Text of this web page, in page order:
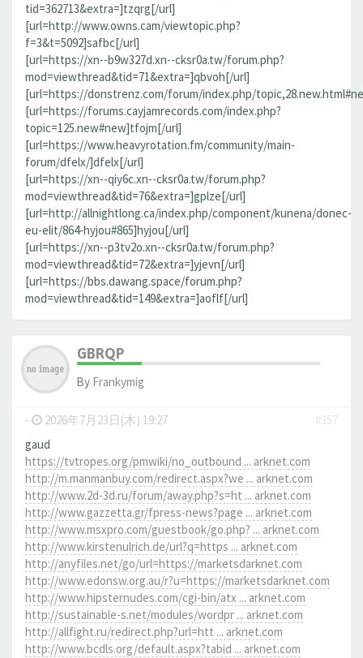
tid=362713&extra=]tzqrg[/url]
[url=http://www.owns.cam/viewtopic.php?
f=3&t=5092]safbc[/url]
[url=https://xn--b9w327d.xn--cksr0a.tw/forum.php?
mod=viewthread&tid=71&extra=]qbvoh[/url]
[url=https://donstrenz.com/forum/index.php/
[url=https://forums.cayjamrecords.com/index.php?
topic=125.new#new]tfojm[/url]
[url=https://www.heavyrotation.fm/community/main-
forum/dfelx/]dfelx[/url]
[url=https://xn--qiy6c.xn--cksr0a.tw/forum.php?
mod=viewthread&tid=76&extra=]gplze[/url]
[url=http://allnightlong.ca/index.php/component/kunena/donec-
eu-elit/864-hyjou#865]hyjou[/url]
[url=https://xn--p3tv2o.xn--cksr0a.tw/forum.php?
mod=viewthread&tid=72&extra=]yjevn[/url]
[url=https://bbs.dawang.space/forum.php?
mod=viewthread&tid=149&extra=]aoflf[/url]
GBRQP
By Frankymig
- 2026年7月23日(木) 19:27
#357
gaud
https://tvtropes.org/pmwiki/no_outbound ... arknet.com
http://m.manmanbuy.com/redirect.aspx?we ... arknet.com
http://www.2d-3d.ru/forum/away.php?s=ht ... arknet.com
http://www.gazzetta.gr/fpress-news?page ... arknet.com
http://www.msxpro.com/guestbook/go.php? ... arknet.com
http://www.kirstenulrich.de/url?q=https ... arknet.com
http://anyfiles.net/go/url=https://marketsdarknet.com
http://www.edonsw.org.au/r?u=https://marketsdarknet.com
http://www.hipsternudes.com/cgi-bin/atx ... arknet.com
http://sustainable-s.net/modules/wordpr ... arknet.com
http://allfight.ru/redirect.php?url=htt ... arknet.com
http://www.bcdls.org/default.aspx?tabid ... arknet.com